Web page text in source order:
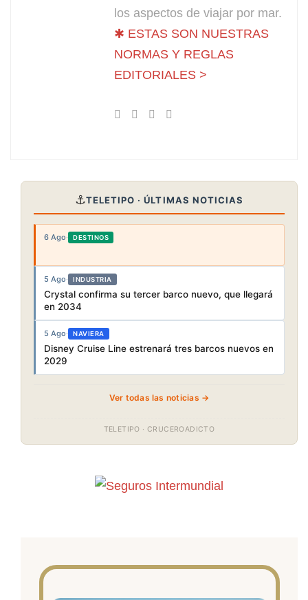
los aspectos de viajar por mar.
✱ ESTAS SON NUESTRAS
NORMAS Y REGLAS
EDITORIALES >
⚓TELETIPO · ÚLTIMAS NOTICIAS
6 Ago· DESTINOS
5 Ago· INDUSTRIA
Crystal confirma su tercer barco nuevo, que llegará
en 2034
5 Ago· NAVIERA
Disney Cruise Line estrenará tres barcos nuevos en
2029
Ver todas las noticias →
TELETIPO · CRUCEROADICTO